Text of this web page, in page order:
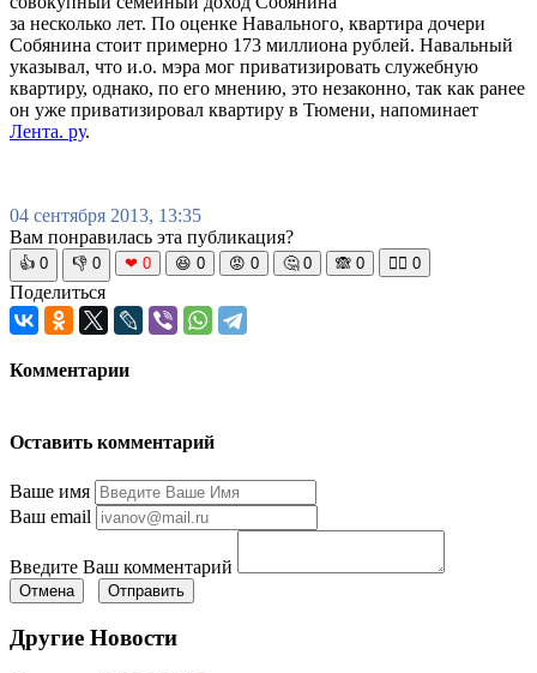
за несколько лет. По оценке Навального, квартира дочери
Собянина стоит примерно 173 миллиона рублей. Навальный
указывал, что и.о. мэра мог приватизировать служебную
квартиру, однако, по его мнению, это незаконно, так как ранее
он уже приватизировал квартиру в Тюмени, напоминает
Лента. ру.
04 сентября 2013, 13:35
Вам понравилась эта публикация?
👍 0 👎 0 ❤ 0 😆 0 😡 0 🤔 0 🙈 0 🧘‍♀️ 0
Поделиться
Комментарии
Оставить комментарий
Ваше имя
Ваш email
Введите Ваш комментарий
Отмена Отправить
Другие Новости